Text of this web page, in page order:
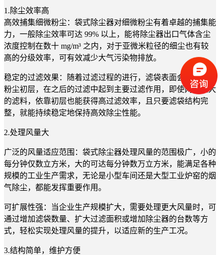
1.除尘效率高
高效捕集细微粉尘 ：袋式除尘器对细微粉尘有着卓越的捕集能
力，一般除尘效率可达 99% 以上，能将除尘器出口气体含尘
浓度控制在数十 mg/m³ 之内，对于亚微米粒径的细尘也有较
高的分级效率，可有效减少大气污染物排放。
稳定的过滤效果：随着过滤过程的进行，滤袋表面会形成一层
粉尘初层，在之后的过滤中起到主要过滤作用，即使网孔较大
的滤料，依靠初层也能获得高过滤效率，且只要滤袋结构完
整，就能持续稳定地保持高效除尘性能。
2.处理风量大
广泛的风量适应范围：袋式除尘器处理风量的范围极广，小的
每分钟仅数立方米，大的可达每分钟数万立方米，能满足各种
规模的工业生产需求，无论是小型车间还是大型工业炉窑的烟
气除尘，都能发挥重要作用。
可扩展性强：当企业生产规模扩大，需要处理更大风量时，可
通过增加滤袋数量、扩大过滤面积或增加除尘器的台数等方
式，轻松实现处理风量的提升，以适应新的生产工况。
3.结构简单，维护方便